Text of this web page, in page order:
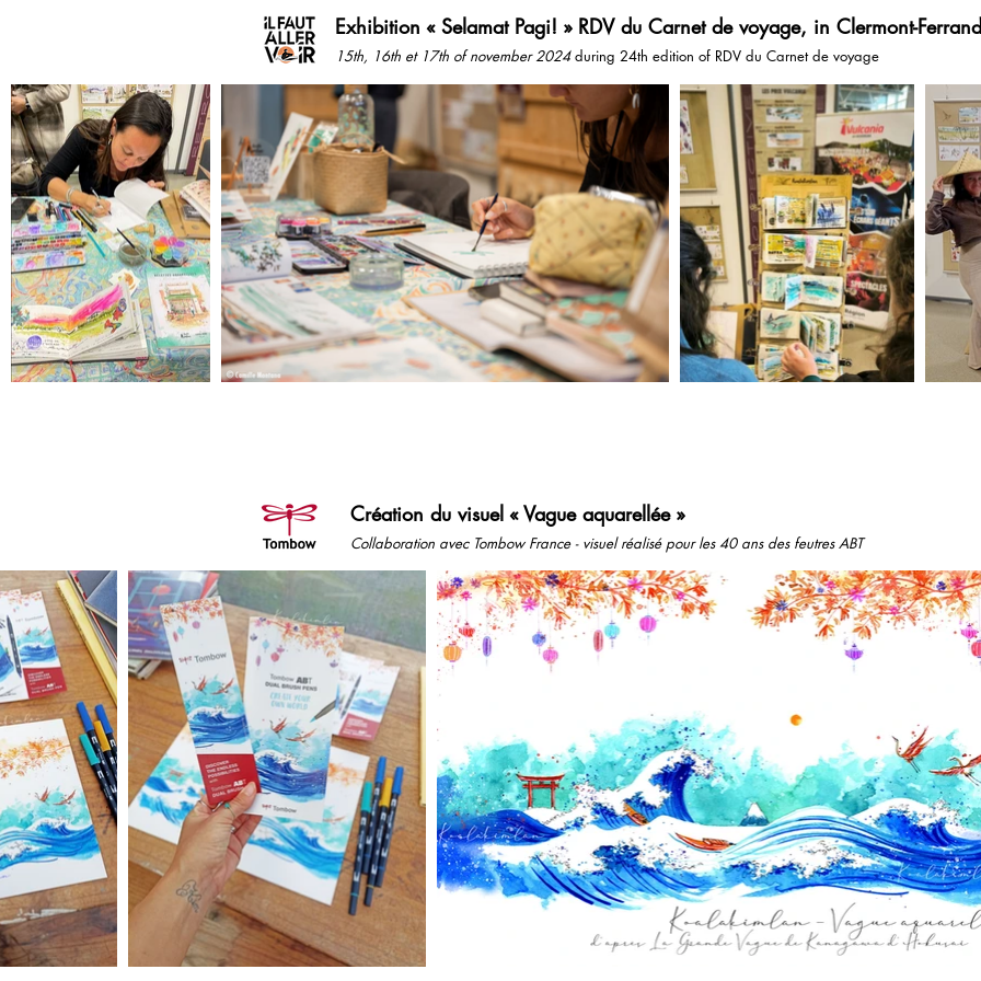
Exhibition « Selamat Pagi! » RDV du Carnet de voyage, in Clermont-Ferrand
15th, 16th et 17th of november 2024during 24th edition of RDV du Carnet de voyage
Création du visuel « Vague aquarellée »
Collaboration avec Tombow France - visuel réalisé pour les 40 ans des feutres ABT